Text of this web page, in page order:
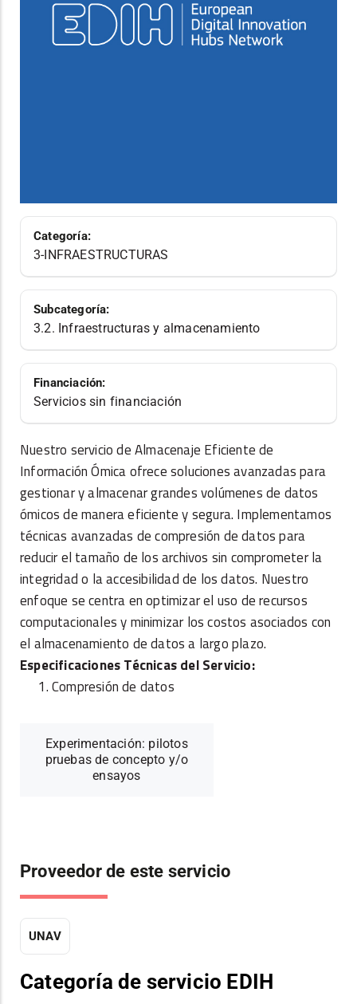
Categoría:
3-INFRAESTRUCTURAS
Subcategoría:
3.2. Infraestructuras y almacenamiento
Financiación:
Servicios sin financiación
Nuestro servicio de Almacenaje Eficiente de
Información Ómica ofrece soluciones avanzadas para
gestionar y almacenar grandes volúmenes de datos
ómicos de manera eficiente y segura. Implementamos
técnicas avanzadas de compresión de datos para
reducir el tamaño de los archivos sin comprometer la
integridad o la accesibilidad de los datos. Nuestro
enfoque se centra en optimizar el uso de recursos
computacionales y minimizar los costos asociados con
el almacenamiento de datos a largo plazo.
Especificaciones Técnicas del Servicio:
Compresión de datos
Experimentación: pilotos
pruebas de concepto y/o
ensayos
Proveedor de este servicio
UNAV
Categoría de servicio EDIH